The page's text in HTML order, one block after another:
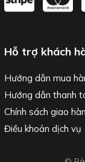
Hỗ trợ khách
Hướng dẫn mua
Hướng dẫn thanh
Chính sách giao
Điều khoản dịch vụ